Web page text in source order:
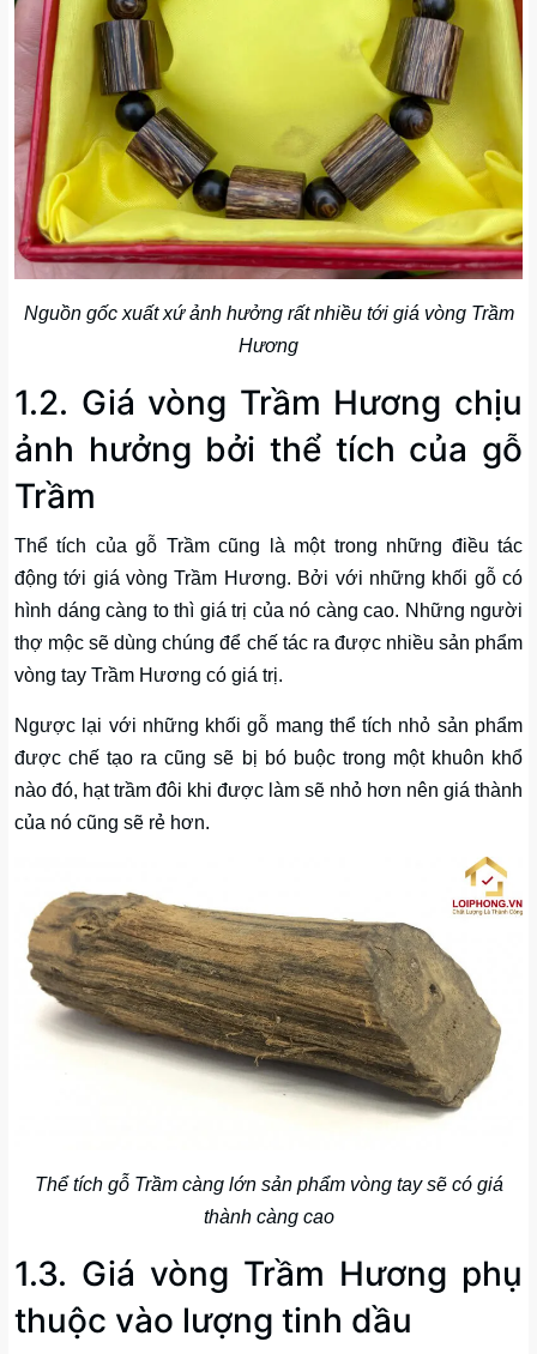
Nguồn gốc xuất xứ ảnh hưởng rất nhiều tới giá vòng Trầm
Hương
1.2. Giá vòng Trầm Hương chịu
ảnh hưởng bởi thể tích của gỗ
Trầm
Thể tích của gỗ Trầm cũng là một trong những điều tác
động tới giá vòng Trầm Hương. Bởi với những khối gỗ có
hình dáng càng to thì giá trị của nó càng cao. Những người
thợ mộc sẽ dùng chúng để chế tác ra được nhiều sản phẩm
vòng tay Trầm Hương có giá trị.
Ngược lại với những khối gỗ mang thể tích nhỏ sản phẩm
được chế tạo ra cũng sẽ bị bó buộc trong một khuôn khổ
nào đó, hạt trầm đôi khi được làm sẽ nhỏ hơn nên giá thành
của nó cũng sẽ rẻ hơn.
Thể tích gỗ Trầm càng lớn sản phẩm vòng tay sẽ có giá
thành càng cao
1.3. Giá vòng Trầm Hương phụ
thuộc vào lượng tinh dầu